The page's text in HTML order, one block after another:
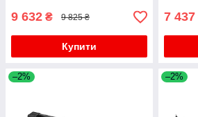
9 632 ₴ 9 825 ₴
Купити
7 437
–2% –2%